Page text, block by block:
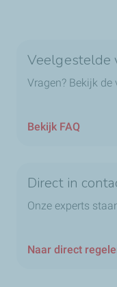
Veelgestelde
Vragen? Bekijk de
Bekijk FAQ
Direct in
Onze experts
Naar direct